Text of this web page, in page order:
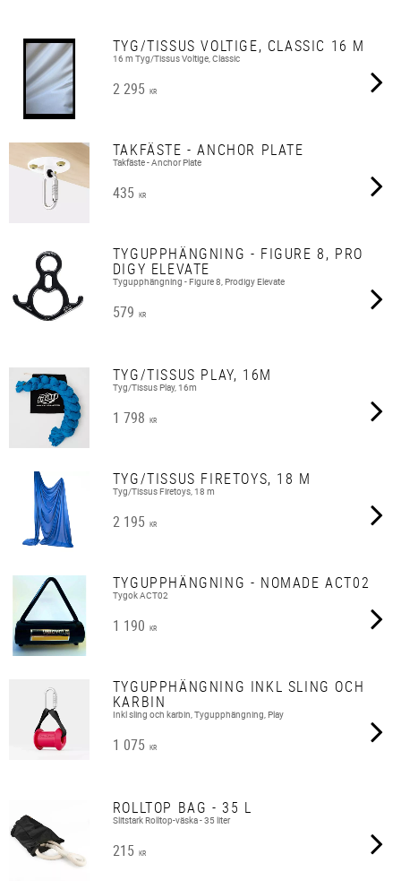
TYG/TISSUS VOLTIGE, CLASSIC 16 M
16 m Tyg/Tissus Voltige, Classic
2 295 KR
TAKFÄSTE - ANCHOR PLATE
Takfäste - Anchor Plate
435 KR
TYGUPPHÄNGNING - FIGURE 8, PRO
DIGY ELEVATE
Tygupphängning - Figure 8, Prodigy Elevate
579 KR
TYG/TISSUS PLAY, 16M
Tyg/Tissus Play, 16m
1 798 KR
TYG/TISSUS FIRETOYS, 18 M
Tyg/Tissus Firetoys, 18 m
2 195 KR
TYGUPPHÄNGNING - NOMADE ACT02
Tygok ACT02
1 190 KR
TYGUPPHÄNGNING INKL SLING OCH
KARBIN
Inkl sling och karbin, Tygupphängning, Play
1 075 KR
ROLLTOP BAG - 35 L
Slitstark Rolltop-väska - 35 liter
215 KR